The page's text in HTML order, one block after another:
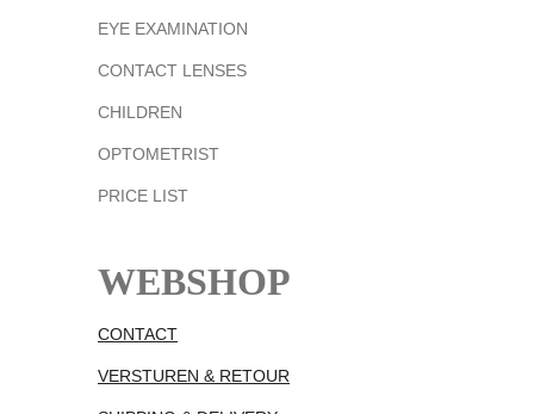
EYE EXAMINATION
CONTACT LENSES
CHILDREN
OPTOMETRIST
PRICE LIST
WEBSHOP
CONTACT
VERSTUREN & RETOUR